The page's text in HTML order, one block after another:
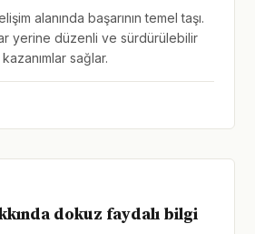
alanında başarının temel taşı.
yerine düzenli ve sürdürülebilir
kazanımlar sağlar.
dokuz faydalı bilgi